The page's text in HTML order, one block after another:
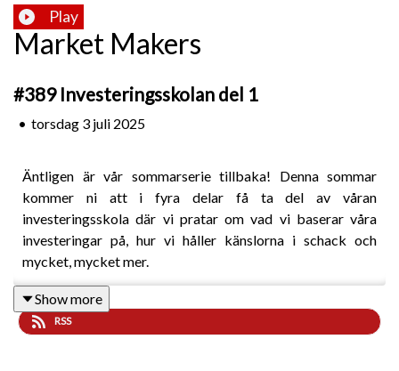
Play
Market Makers
#389 Investeringsskolan del 1
• torsdag 3 juli 2025
Äntligen är vår sommarserie tillbaka! Denna sommar
kommer ni att i fyra delar få ta del av våran
investeringsskola där vi pratar om vad vi baserar våra
investeringar på, hur vi håller känslorna i schack och
mycket, mycket mer.
—
Show more
RSS